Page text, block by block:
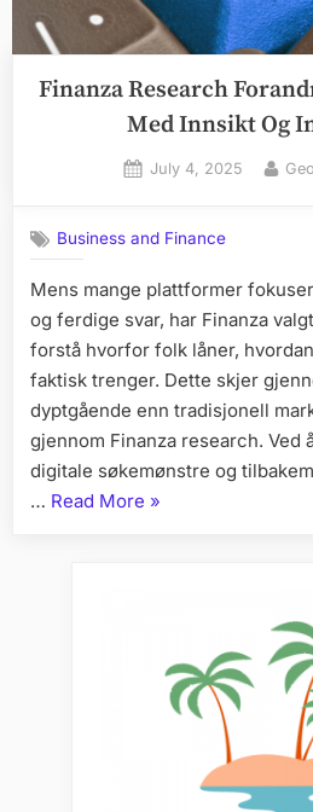
Finanza Research
Med Innsikt Og
Posted
July 4, 2025 By
Business and Finance
Mens mange plattformer
og ferdige svar, har Finanza
forstå hvorfor folk låner,
faktisk trenger. Dette skjer
dyptgående enn tradisjonell
gjennom Finanza research. Ved
digitale søkemønstre og
… Read More “Finanza
Og
Innovasjon”
»